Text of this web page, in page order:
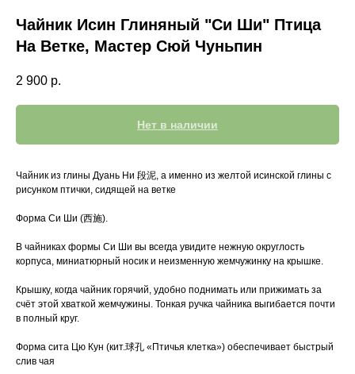
Чайник Исин Глиняный "Си Ши" Птица
На Ветке, Мастер Сюй Чуньпин
2 900 р.
Нет в наличии
Чайник из глины Дуань Ни 段泥, а именно из желтой исинской глины с
рисунком птички, сидящей на ветке
Форма Си Ши (西施).
В чайниках формы Си Ши вы всегда увидите нежную округлость
корпуса, миниатюрный носик и неизменную жемчужинку на крышке.
Крышку, когда чайник горячий, удобно поднимать или прижимать за
счёт этой хваткой жемчужины. Тонкая ручка чайника выгибается почти
в полный круг.
Форма сита Цю Кун (кит.球孔 «Птичья клетка») обеспечивает быстрый
слив чая